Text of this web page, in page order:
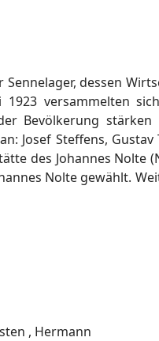
dessen
versammelten
Bevölkerung
Steffens, Gustav
des Johannes Nolte
Nolte gewählt.
, Hermann